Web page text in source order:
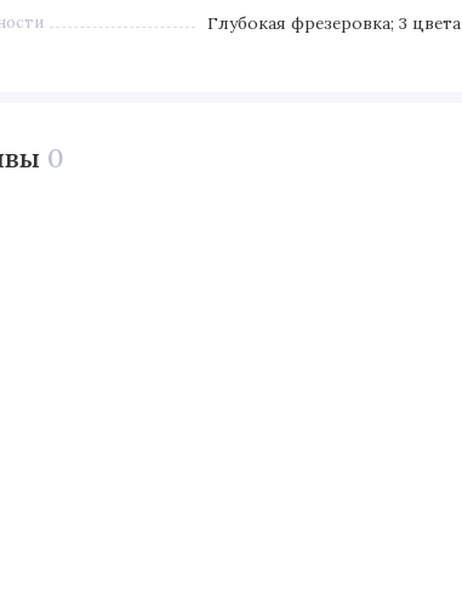
Глубокая фрезеровка; 3 цвета
0